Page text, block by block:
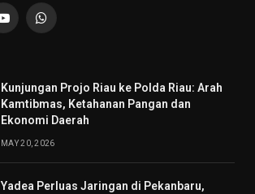
YouTubeWhatsApp
Kunjungan Projo Riau ke Polda Riau: Arah
Kamtibmas, Ketahanan Pangan dan
Ekonomi Daerah
MAY 20, 2026
Yadea Perluas Jaringan di Pekanbaru,